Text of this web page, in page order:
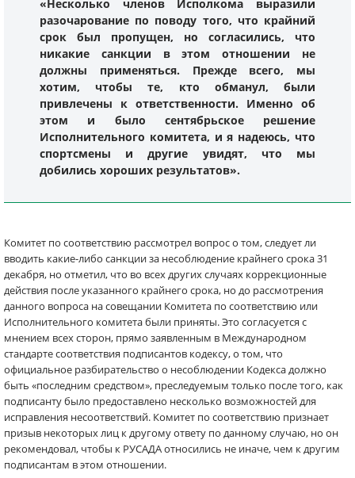
«Несколько членов Исполкома выразили
разочарование по поводу того, что крайний
срок был пропущен, но согласились, что
никакие санкции в этом отношении не
должны применяться. Прежде всего, мы
хотим, чтобы те, кто обманул, были
привлечены к ответственности. Именно об
этом и было сентябрьское решение
Исполнительного комитета, и я надеюсь, что
спортсмены и другие увидят, что мы
добились хороших результатов».
Комитет по соответствию рассмотрел вопрос о том, следует ли
вводить какие-либо санкции за несоблюдение крайнего срока 31
декабря, но отметил, что во всех других случаях коррекционные
действия после указанного крайнего срока, но до рассмотрения
данного вопроса на совещании Комитета по соответствию или
Исполнительного комитета были приняты. Это согласуется с
мнением всех сторон, прямо заявленным в Международном
стандарте соответствия подписантов кодексу, о том, что
официальное разбирательство о несоблюдении Кодекса должно
быть «последним средством», преследуемым только после того, как
подписанту было предоставлено несколько возможностей для
исправления несоответствий. Комитет по соответствию признает
призыв некоторых лиц к другому ответу по данному случаю, но он
рекомендовал, чтобы к РУСАДА относились не иначе, чем к другим
подписантам в этом отношении.